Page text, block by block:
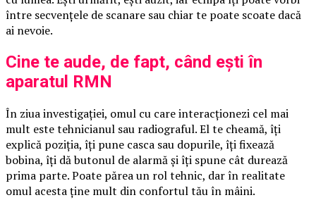
între secvențele de scanare sau chiar te poate scoate dacă
ai nevoie.
Cine te aude, de fapt, când ești în
aparatul RMN
În ziua investigației, omul cu care interacționezi cel mai
mult este tehnicianul sau radiograful. El te cheamă, îți
explică poziția, îți pune casca sau dopurile, îți fixează
bobina, îți dă butonul de alarmă și îți spune cât durează
prima parte. Poate părea un rol tehnic, dar în realitate
omul acesta ține mult din confortul tău în mâini.